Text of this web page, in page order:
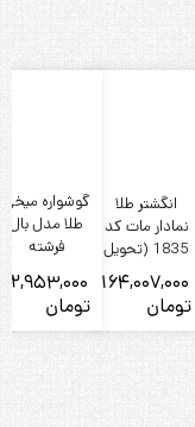
انگشتر طلا
نمادار مات کد
1835 (تحویل
درب گالری)
164,007,000
تومان
گوشواره میخی
طلا مدل بال
فرشته
12,953,000
تومان